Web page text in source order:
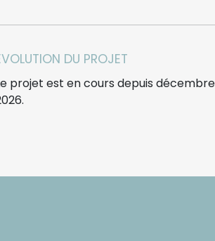
DU PROJET
projet est en cours depuis